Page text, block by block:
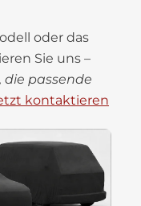
oder das
Sie uns –
die passende
kontaktieren